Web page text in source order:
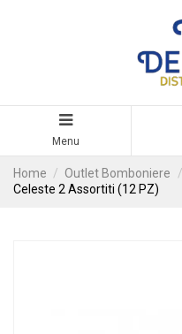
Menu
Home Outlet Bomboniere
Celeste 2 Assortiti (12 PZ)